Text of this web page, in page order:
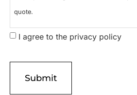
I declare that I have read the
to the processing of the same for the